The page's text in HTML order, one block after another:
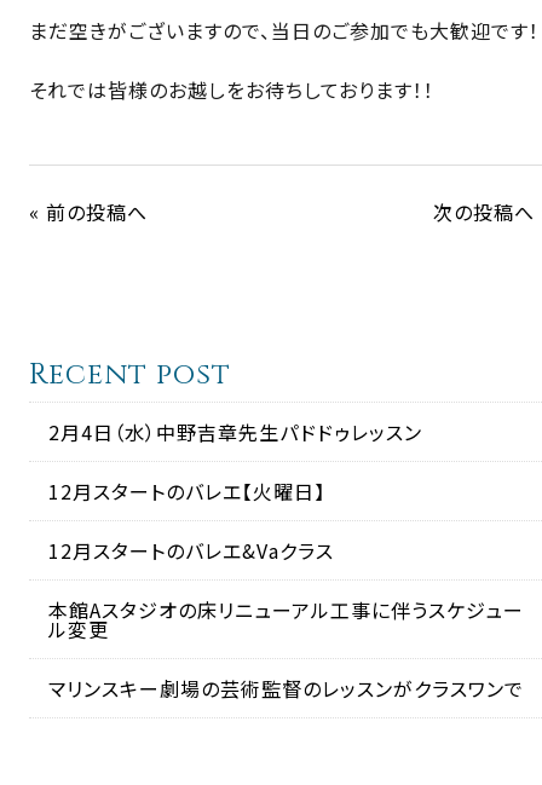
まだ空きがございますので、当日のご参加でも大歓迎です！
それでは皆様のお越しをお待ちしております！！
« 前の投稿へ 次の投稿へ
Recent post
2月4日（水）中野吉章先生パドドゥレッスン
12月スタートのバレエ【火曜日】
12月スタートのバレエ&Vaクラス
本館Aスタジオの床リニューアル工事に伴うスケジュー
ル変更
マリンスキー劇場の芸術監督のレッスンがクラスワンで